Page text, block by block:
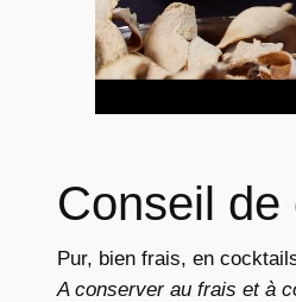
Conseil de
Pur, bien frais, en
A conserver au frais et à